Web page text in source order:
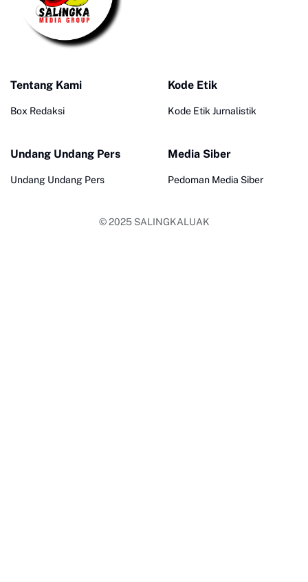
Tentang Kami
Box Redaksi
Kode Etik
Kode Etik Jurnalistik
Undang Undang Pers
Undang Undang Pers
Media Siber
Pedoman Media Siber
© 2025 SALINGKALUAK